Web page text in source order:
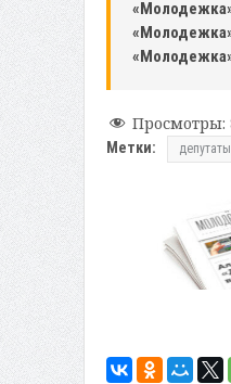
Просмотры:
Метки: депутаты